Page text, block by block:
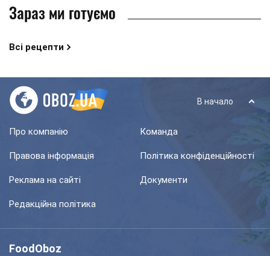
Зараз ми готуємо
Всі рецепти
В начало
Про компанію Команда
Правова інформація Політика конфіденційності
Реклама на сайті Документи
Редакційна політика
FoodOboz